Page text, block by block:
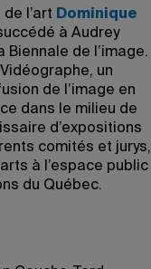
l’art Dominique
à Audrey
de l’image.
un
de l’image en
dans le milieu de
d’expositions
comités et jurys,
à l’espace public
du Québec.